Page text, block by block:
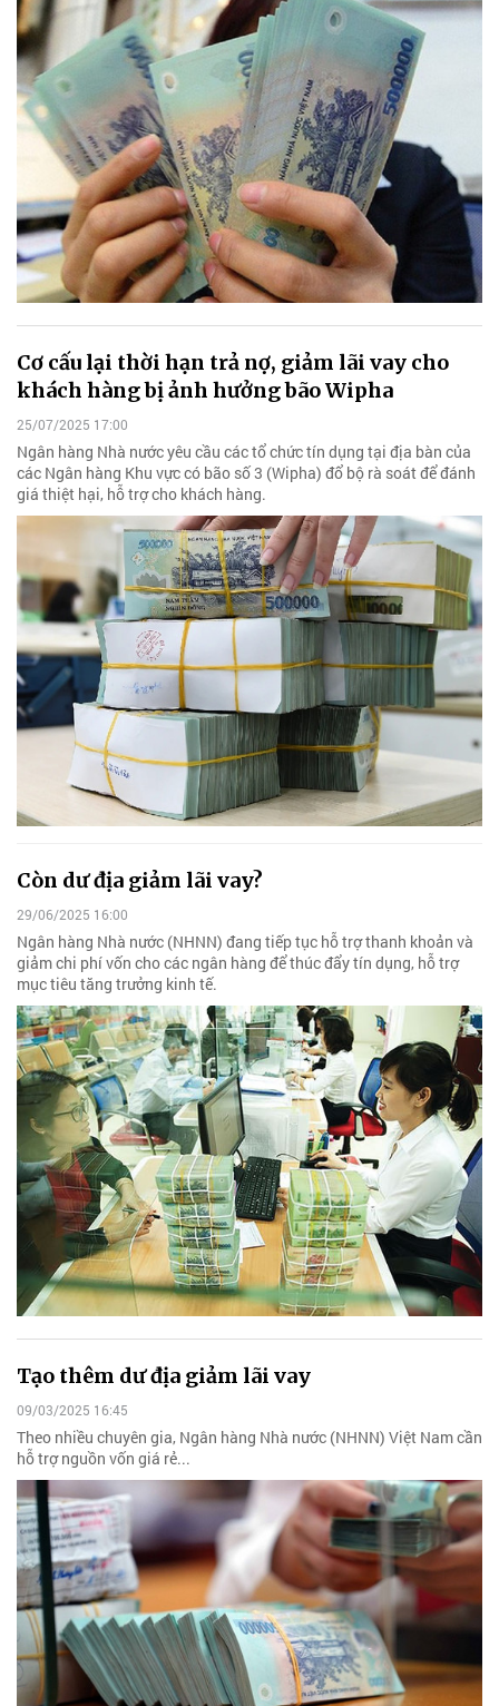
Cơ cấu lại thời hạn trả nợ, giảm lãi vay cho
khách hàng bị ảnh hưởng bão Wipha
25/07/2025 17:00
Ngân hàng Nhà nước yêu cầu các tổ chức tín dụng tại địa bàn của
các Ngân hàng Khu vực có bão số 3 (Wipha) đổ bộ rà soát để đánh
giá thiệt hại, hỗ trợ cho khách hàng.
Còn dư địa giảm lãi vay?
29/06/2025 16:00
Ngân hàng Nhà nước (NHNN) đang tiếp tục hỗ trợ thanh khoản và
giảm chi phí vốn cho các ngân hàng để thúc đẩy tín dụng, hỗ trợ
mục tiêu tăng trưởng kinh tế.
Tạo thêm dư địa giảm lãi vay
09/03/2025 16:45
Theo nhiều chuyên gia, Ngân hàng Nhà nước (NHNN) Việt Nam cần
hỗ trợ nguồn vốn giá rẻ...